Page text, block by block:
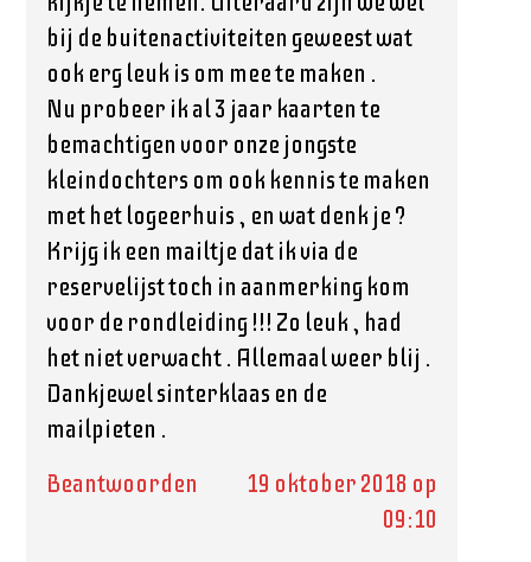
bij de buitenactiviteiten geweest wat
ook erg leuk is om mee te maken .
Nu probeer ik al 3 jaar kaarten te
bemachtigen voor onze jongste
kleindochters om ook kennis te maken
met het logeerhuis , en wat denk je ?
Krijg ik een mailtje dat ik via de
reservelijst toch in aanmerking kom
voor de rondleiding !!! Zo leuk , had
het niet verwacht . Allemaal weer blij .
Dankjewel sinterklaas en de
mailpieten .
Beantwoorden
19 oktober 2018 op
09:10